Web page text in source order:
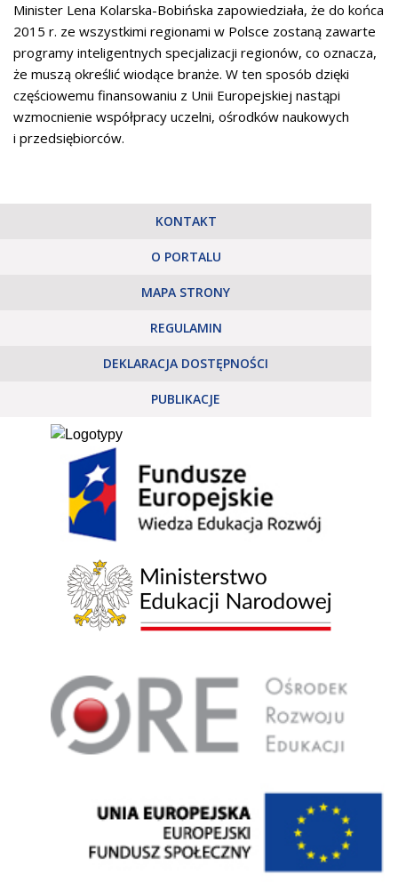
Minister Lena Kolarska-Bobińska zapowiedziała, że do końca
2015 r. ze wszystkimi regionami w Polsce zostaną zawarte
programy inteligentnych specjalizacji regionów, co oznacza,
że muszą określić wiodące branże. W ten sposób dzięki
częściowemu finansowaniu z Unii Europejskiej nastąpi
wzmocnienie współpracy uczelni, ośrodków naukowych
i przedsiębiorców.
KONTAKT
O PORTALU
MAPA STRONY
REGULAMIN
DEKLARACJA DOSTĘPNOŚCI
PUBLIKACJE